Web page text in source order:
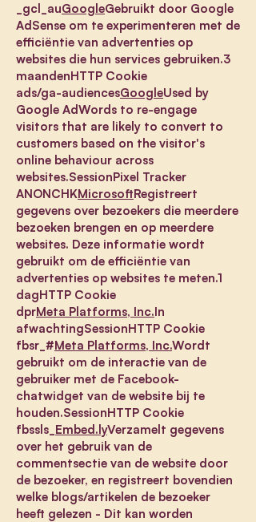
_gcl_auGoogleGebruikt door Google
AdSense om te experimenteren met de
efficiëntie van advertenties op
websites die hun services gebruiken.3
maandenHTTP Cookie
ads/ga-audiencesGoogleUsed by
Google AdWords to re-engage
visitors that are likely to convert to
customers based on the visitor's
online behaviour across
websites.SessionPixel Tracker
ANONCHKMicrosoftRegistreert
gegevens over bezoekers die meerdere
bezoeken brengen en op meerdere
websites. Deze informatie wordt
gebruikt om de efficiëntie van
advertenties op websites te meten.1
dagHTTP Cookie
dprMeta Platforms, Inc.In
afwachtingSessionHTTP Cookie
fbsr_#Meta Platforms, Inc.Wordt
gebruikt om de interactie van de
gebruiker met de Facebook-
chatwidget van de website bij te
houden.SessionHTTP Cookie
fbssls_ Embed.lyVerzamelt gegevens
over het gebruik van de
commentsectie van de website door
de bezoeker, en registreert bovendien
welke blogs/artikelen de bezoeker
heeft gelezen - Dit kan worden